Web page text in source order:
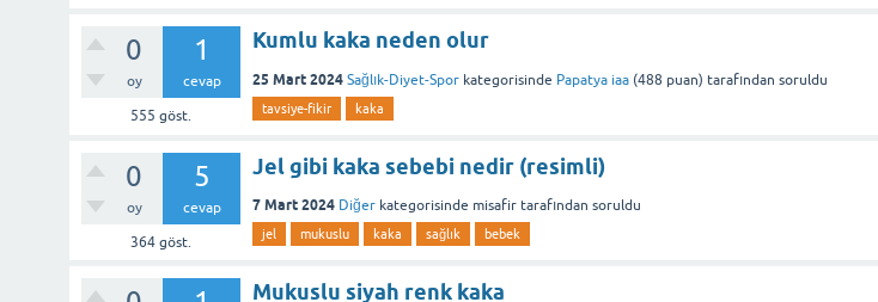
0
oy
1
cevap
555 göst.
Kumlu kaka neden olur
25 Mart 2024 Sağlık-Diyet-Spor kategorisinde Papatya iaa (488 puan) tarafından soruldu
tavsiye-fikir kaka
0
oy
5
cevap
364 göst.
Jel gibi kaka sebebi nedir (resimli)
7 Mart 2024 Diğer kategorisinde misafir tarafından soruldu
jel mukuslu kaka sağlık bebek
Mukuslu siyah renk kaka